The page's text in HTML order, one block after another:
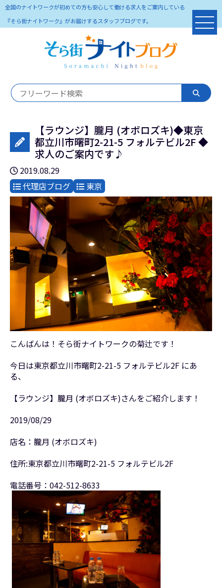
全国のナイトワークが初めての方も安心して働ける求人をご案内している
『そら街ナイトワーク』がお届けするスタッフブログです。
【ラウンジ】朧月 (オボロズキ)◆東京
都立川市曙町2-21-5 フォルテビル2F ◆
求人のご案内です♪
2019.08.29
代理店ブログ
東京
こんばんは！そら街ナイトワークの菊辻です！
今日は東京都立川市曙町2-21-5 フォルテビル2F にあ
る、
【ラウンジ】朧月 (オボロズキ)さんをご紹介します！
2019/08/29
店名：朧月 (オボロズキ)
住所:東京都立川市曙町2-21-5 フォルテビル2F
電話番号：042-512-8633